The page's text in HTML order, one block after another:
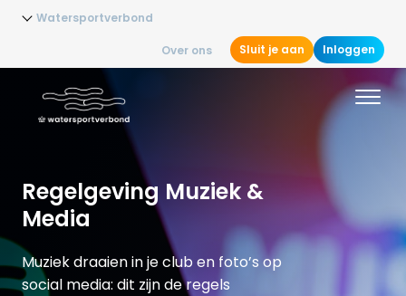
Watersportverbond
Over ons Sluit je aan Inloggen
Regelgeving Muziek &
Media
Muziek draaien in je club en foto’s op
social media: dit zijn de regels